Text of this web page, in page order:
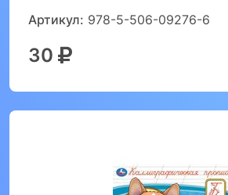
Артикул: 978-5-506-09276-6
30